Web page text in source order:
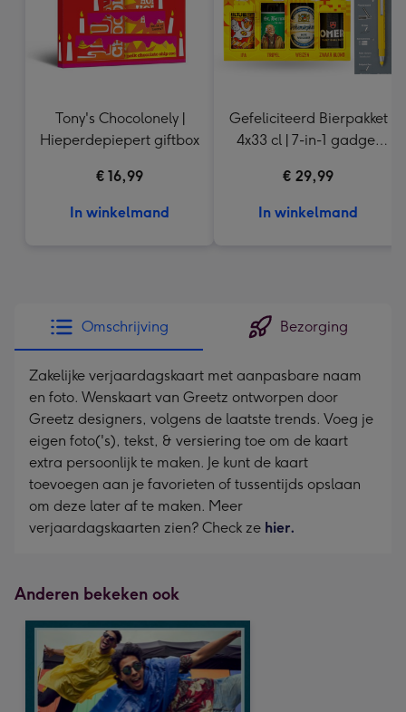
Tony's Chocolonely |
Hieperdepiepert giftbox
€ 16,99
In winkelmand
Gefeliciteerd Bierpakket
4x33 cl | 7-in-1 gadget
€ 29,99
In winkelmand
Omschrijving Bezorging
Zakelijke verjaardagskaart met aanpasbare naam
en foto. Wenskaart van Greetz ontworpen door
Greetz designers, volgens de laatste trends. Voeg je
eigen foto('s), tekst, & versiering toe om de kaart
extra persoonlijk te maken. Je kunt de kaart
toevoegen aan je favorieten of tussentijds opslaan
om deze later af te maken. Meer
verjaardagskaarten zien? Check ze hier.
Anderen bekeken ook